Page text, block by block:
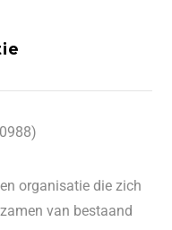
organisatie die zich
van bestaand